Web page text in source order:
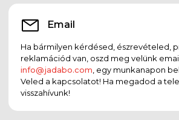
Email
Ha bármilyen kérdésed, észrevételed,
reklamációd van, oszd meg velünk
info@jadabo.com , egy munkanapon
Veled a kapcsolatot! Ha megadod a
visszahívunk!